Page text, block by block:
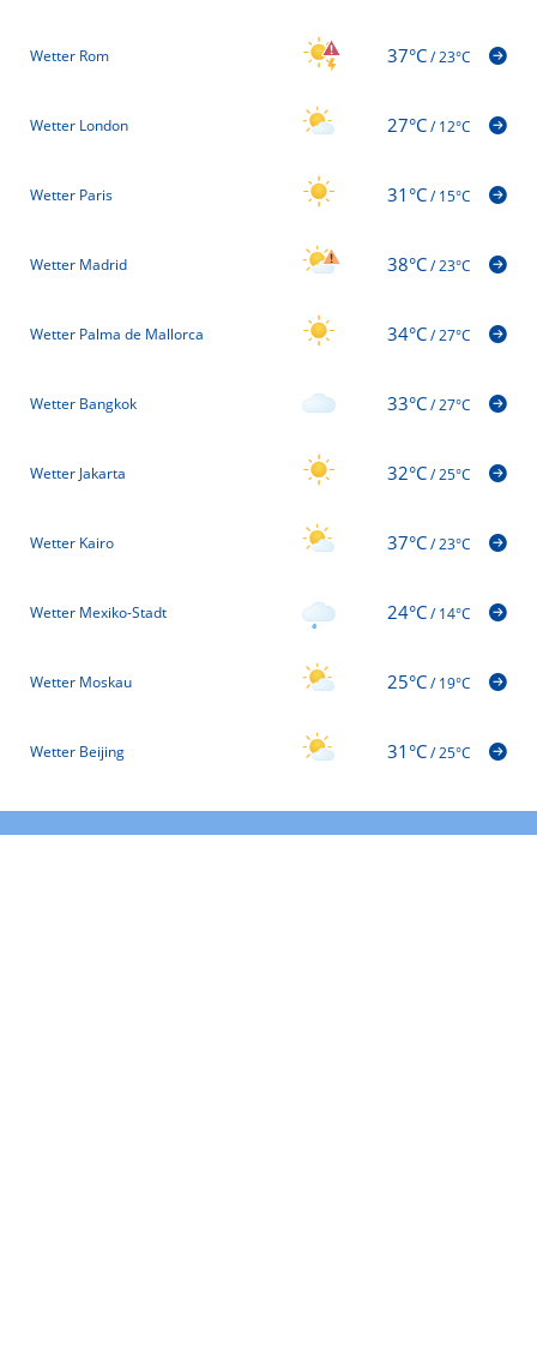
Wetter Rom 37°C/23°C
Wetter London 27°C/12°C
Wetter Paris 31°C/15°C
Wetter Madrid 38°C/23°C
Wetter Palma de Mallorca 34°C/27°C
Wetter Bangkok 33°C/27°C
Wetter Jakarta 32°C/25°C
Wetter Kairo 37°C/23°C
Wetter Mexiko-Stadt 24°C/14°C
Wetter Moskau 25°C/19°C
Wetter Beijing 31°C/25°C